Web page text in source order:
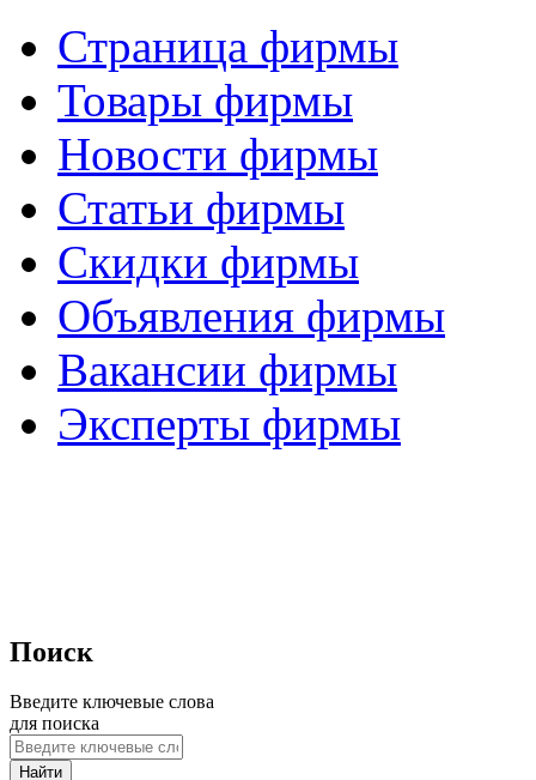
Страница фирмы
Товары фирмы
Новости фирмы
Статьи фирмы
Скидки фирмы
Объявления фирмы
Вакансии фирмы
Эксперты фирмы
Поиск
Введите ключевые слова
для поиска